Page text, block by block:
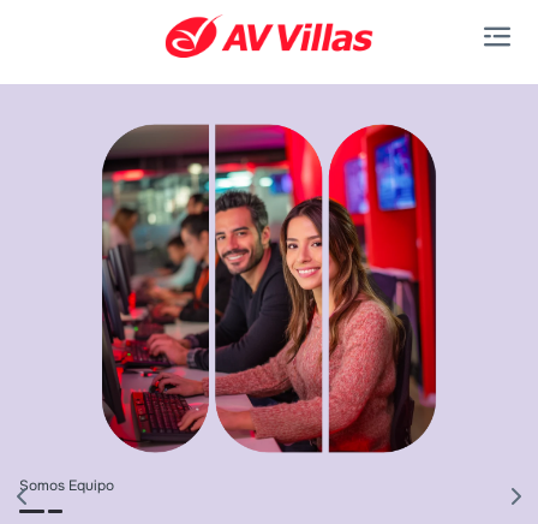
Saltar al contenido principal
Somos Equipo